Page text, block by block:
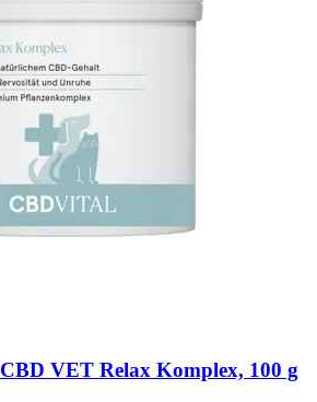
CBD VET Relax Komplex, 100 g